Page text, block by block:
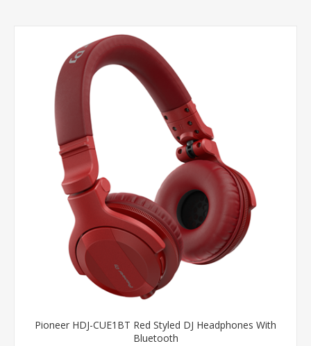
Pioneer HDJ-CUE1BT Red Styled DJ Headphones With
Bluetooth